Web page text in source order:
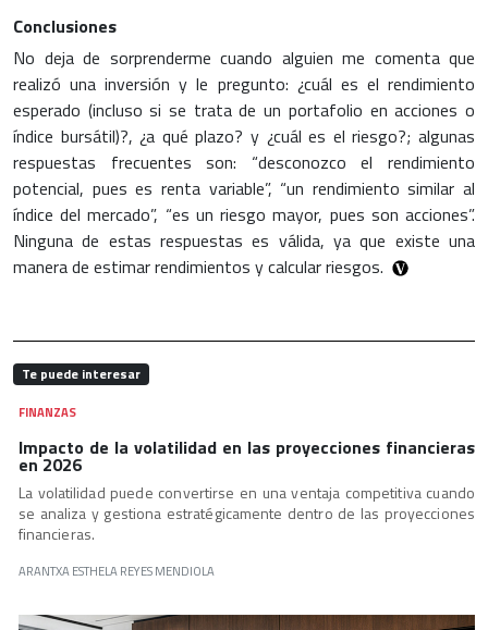
Conclusiones
No deja de sorprenderme cuando alguien me comenta que
realizó una inversión y le pregunto: ¿cuál es el rendimiento
esperado (incluso si se trata de un portafolio en acciones o
índice bursátil)?, ¿a qué plazo? y ¿cuál es el riesgo?; algunas
respuestas frecuentes son: “desconozco el rendimiento
potencial, pues es renta variable”, “un rendimiento similar al
índice del mercado”, “es un riesgo mayor, pues son acciones”.
Ninguna de estas respuestas es válida, ya que existe una
manera de estimar rendimientos y calcular riesgos.
Te puede interesar
FINANZAS
Impacto de la volatilidad en las proyecciones financieras
en 2026
La volatilidad puede convertirse en una ventaja competitiva cuando
se analiza y gestiona estratégicamente dentro de las proyecciones
financieras.
ARANTXA ESTHELA REYES MENDIOLA